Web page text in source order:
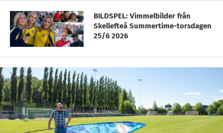
BILDSPEL: Vimmelbilder från
Skellefteå Summertime-torsdagen
25/6 2026